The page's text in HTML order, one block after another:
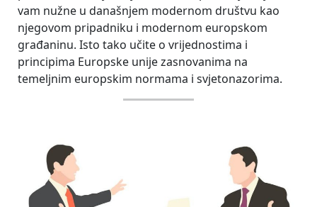
vam nužne u današnjem modernom društvu kao
njegovom pripadniku i modernom europskom
građaninu. Isto tako učite o vrijednostima i
principima Europske unije zasnovanima na
temeljnim europskim normama i svjetonazorima.